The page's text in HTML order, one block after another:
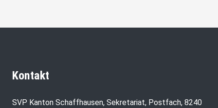
Kontakt
SVP Kanton Schaffhausen, Sekretariat, Postfach, 8240